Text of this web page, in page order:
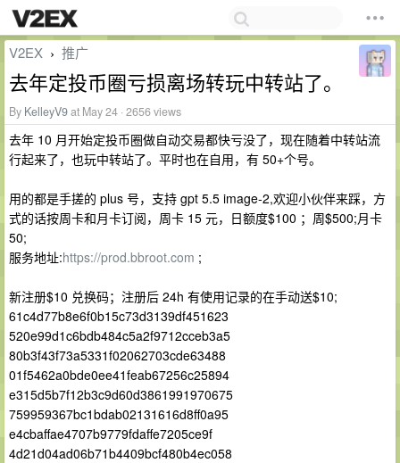
V2EX › 推广
去年定投币圈亏损离场转玩中转站了。
By KelleyV9at May 24 · 2656 views
去年 10 月开始定投币圈做自动交易都快亏没了，现在随着中转站流
行起来了，也玩中转站了。平时也在自用，有 50+个号。
用的都是手搓的 plus 号，支持 gpt 5.5 image-2,欢迎小伙伴来踩，方
式的话按周卡和月卡订阅，周卡 15 元，日额度$100 ；周$500;月卡
50;
服务地址:https://prod.bbroot.com ;
新注册$10 兑换码；注册后 24h 有使用记录的在手动送$10;
61c4d77b8e6f0b15c73d3139df451623
520e99d1c6bdb484c5a2f9712cceb3a5
80b3f43f73a5331f02062703cde63488
01f5462a0bde0ee41feab67256c25894
e315d5b7f12b3c9d60d3861991970675
759959367bc1bdab02131616d8ff0a95
e4cbaffae4707b9779fdaffe7205ce9f
4d21d04ad06b71b4409bcf480b4ec058